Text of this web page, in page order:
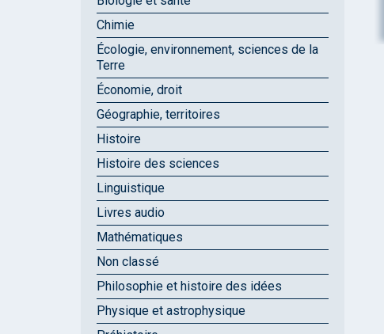
Chimie
Écologie, environnement, sciences de la
Terre
Économie, droit
Géographie, territoires
Histoire
Histoire des sciences
Linguistique
Livres audio
Mathématiques
Non classé
Philosophie et histoire des idées
Physique et astrophysique